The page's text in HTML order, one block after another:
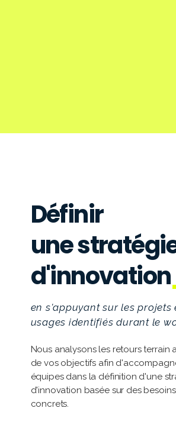
Définir
une
d'innovation
en s'appuyant sur les projets
usages identifiés durant le
Nous analysons les retours terrain
de vos objectifs afin
équipes dans la définition d'une
d'innovation basée sur des
concrets.